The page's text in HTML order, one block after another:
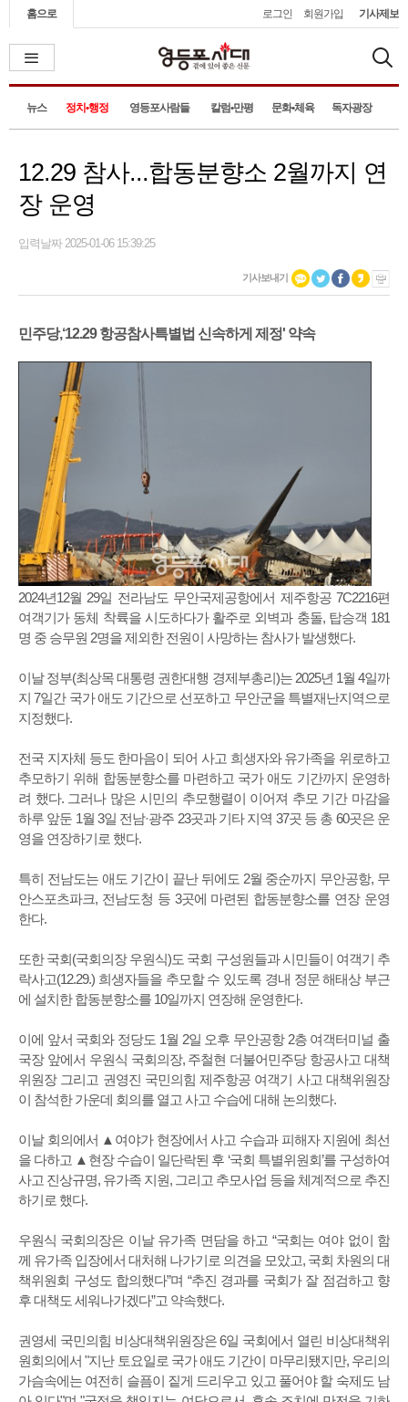
홈으로 로그인 회원가입 기사제보
뉴스 정치•행정 영등포사람들 칼럼•만평 문화•체육 독자광장
12.29 참사...합동분향소 2월까지 연
장 운영
입력날짜 2025-01-06 15:39:25
기사보내기
민주당,‘12.29 항공참사특별법 신속하게 제정' 약속
2024년12월 29일 전라남도 무안국제공항에서 제주항공 7C2216편
여객기가 동체 착륙을 시도하다가 활주로 외벽과 충돌, 탑승객 181
명 중 승무원 2명을 제외한 전원이 사망하는 참사가 발생했다.
이날 정부(최상목 대통령 권한대행 경제부총리)는 2025년 1월 4일까
지 7일간 국가 애도 기간으로 선포하고 무안군을 특별재난지역으로
지정했다.
전국 지자체 등도 한마음이 되어 사고 희생자와 유가족을 위로하고
추모하기 위해 합동분향소를 마련하고 국가 애도 기간까지 운영하
려 했다. 그러나 많은 시민의 추모행렬이 이어져 추모 기간 마감을
하루 앞둔 1월 3일 전남·광주 23곳과 기타 지역 37곳 등 총 60곳은 운
영을 연장하기로 했다.
특히 전남도는 애도 기간이 끝난 뒤에도 2월 중순까지 무안공항, 무
안스포츠파크, 전남도청 등 3곳에 마련된 합동분향소를 연장 운영
한다.
또한 국회(국회의장 우원식)도 국회 구성원들과 시민들이 여객기 추
락사고(12.29.) 희생자들을 추모할 수 있도록 경내 정문 해태상 부근
에 설치한 합동분향소를 10일까지 연장해 운영한다.
이에 앞서 국회와 정당도 1월 2일 오후 무안공항 2층 여객터미널 출
국장 앞에서 우원식 국회의장, 주철현 더불어민주당 항공사고 대책
위원장 그리고 권영진 국민의힘 제주항공 여객기 사고 대책위원장
이 참석한 가운데 회의를 열고 사고 수습에 대해 논의했다.
이날 회의에서 ▲여야가 현장에서 사고 수습과 피해자 지원에 최선
을 다하고 ▲현장 수습이 일단락된 후 ‘국회 특별위원회’를 구성하여
사고 진상규명, 유가족 지원, 그리고 추모사업 등을 체계적으로 추진
하기로 했다.
우원식 국회의장은 이날 유가족 면담을 하고 “국회는 여야 없이 함
께 유가족 입장에서 대처해 나가기로 의견을 모았고, 국회 차원의 대
책위원회 구성도 합의했다”며 “추진 경과를 국회가 잘 점검하고 향
후 대책도 세워나가겠다”고 약속했다.
권영세 국민의힘 비상대책위원장은 6일 국회에서 열린 비상대책위
원회의에서 "지난 토요일로 국가 애도 기간이 마무리됐지만, 우리의
가슴속에는 여전히 슬픔이 짙게 드리우고 있고 풀어야 할 숙제도 남